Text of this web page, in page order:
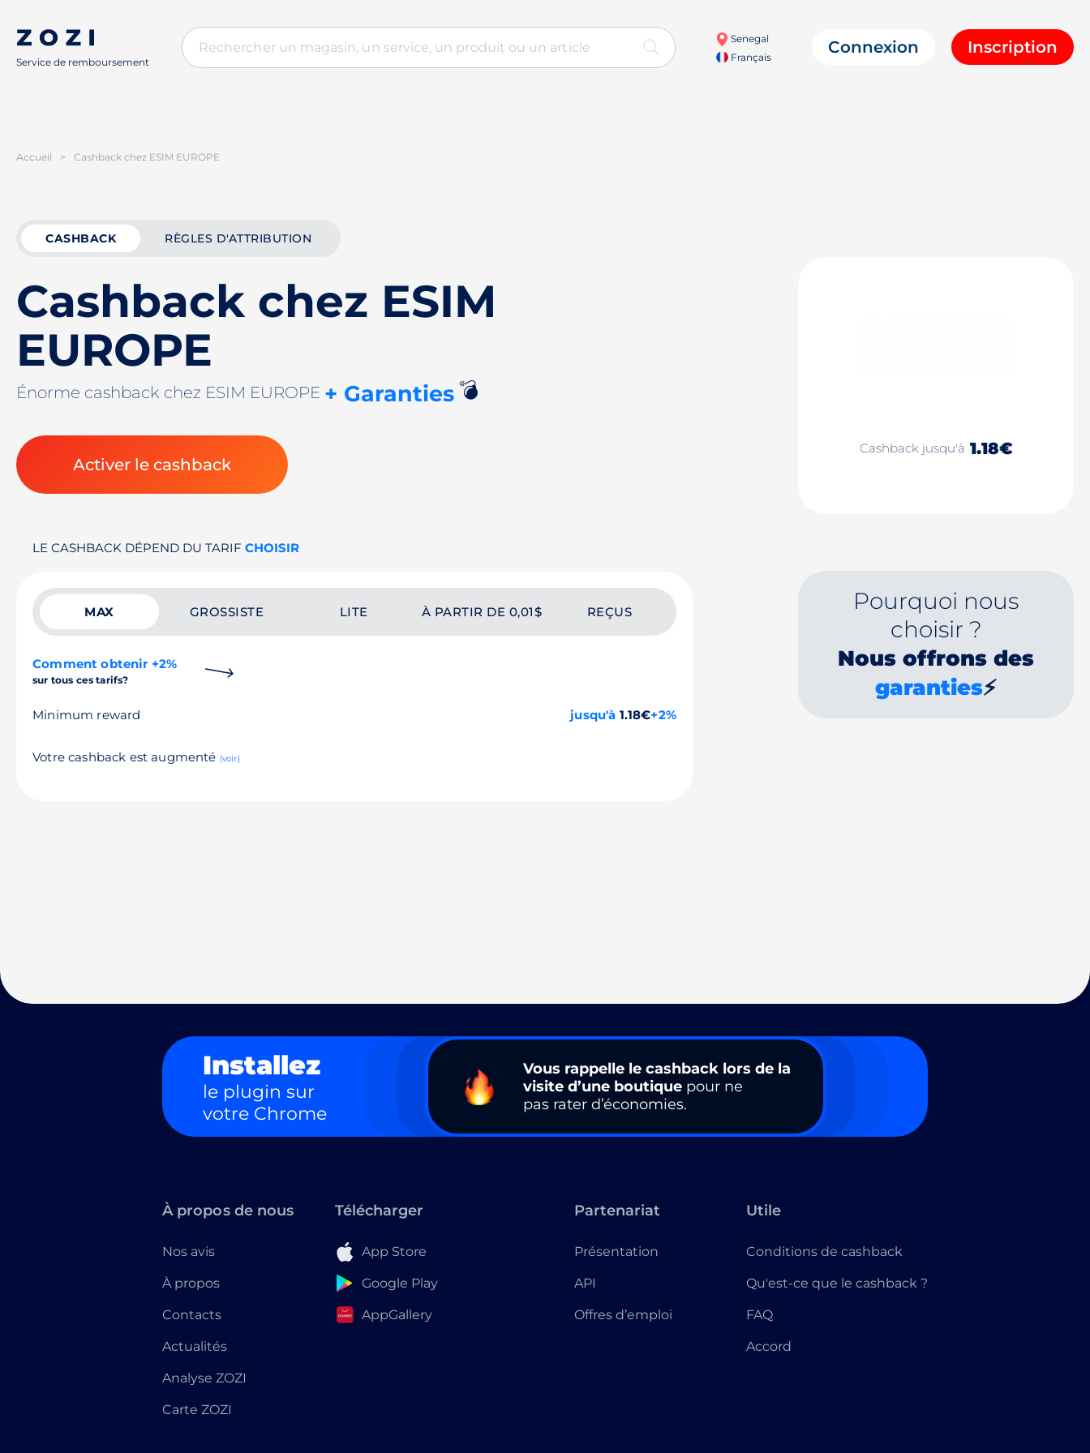
Service de remboursement
Senegal
Français
Connexion Inscription
Accueil > Cashback chez ESIM EUROPE
CASHBACK RÈGLES D'ATTRIBUTION
Cashback chez ESIM
EUROPE
Énorme cashback chez ESIM EUROPE + Garanties💣
Activer le cashback
Cashback jusqu'à 1.18€
LE CASHBACK DÉPEND DU TARIF CHOISIR
MAX GROSSISTE LITE À PARTIR DE 0,01$ REÇUS
Comment obtenir +2%
sur tous ces tarifs?
Minimum reward jusqu'à 1.18€+2%
Votre cashback est augmenté (voir)
Pourquoi nous
choisir ?
Nous offrons des
garanties⚡
Installez
le plugin sur
votre Chrome
Vous rappelle le cashback lors de la
visite d’une boutique pour ne
pas rater d’économies.
À propos de nous
Nos avis
À propos
Contacts
Actualités
Analyse ZOZI
Carte ZOZI
Télécharger
App Store
Google Play
AppGallery
Partenariat
Présentation
API
Offres d’emploi
Utile
Conditions de cashback
Qu'est-ce que le cashback ?
FAQ
Accord